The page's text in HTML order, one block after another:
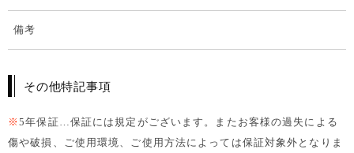
備考
その他特記事項
※5年保証…保証には規定がございます。またお客様の過失による
傷や破損、ご使用環境、ご使用方法によっては保証対象外となりま